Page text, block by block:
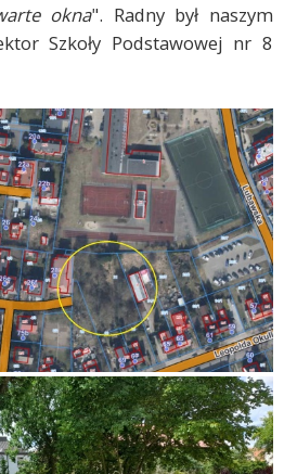
okna". Radny był naszym
Szkoły Podstawowej nr 8